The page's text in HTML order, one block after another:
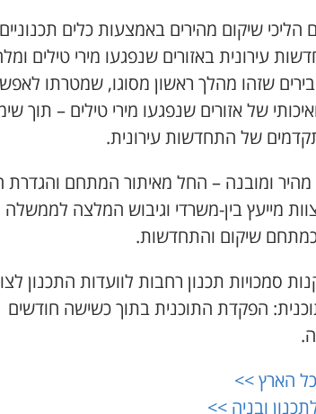
שיקום מהירים באמצעות כלים תכנוניים
עירונית באזורים שנפגעו מירי טילים
שזהו מהלך ראשון מסוגו, שמטרתו
של אזורים שנפגעו מירי טילים – תוך
של התחדשות עירונית.
מהיר ומובנה – החל מאיתור המתחם והגדרת
מייעץ בין-משרדי וגיבוש המלצה לממשלה
שיקום והתחדשות.
סמכויות תכנון רחבות לוועדות התכנון
הפקדת התוכנית בתוך כשישה חודשים
הארץ >>
ובניה >>